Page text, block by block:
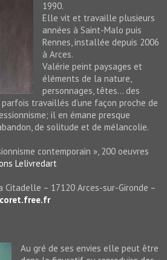
1990.
Elle vit et travaille plusieurs
années à Saint-Malo puis
Rennes, installée depuis 2006
à Arces.
Valérie peint paysages et
éléments de la nature,
personnages, têtes… des
travaillés d’une façon proche de
il en émane presque
de solitude et de mélancolie.
contemporain », 200 oeuvres
Lelivredart
Citadelle – 17120 Arces-sur-Gironde –
Au gré de ses envies elle peut être